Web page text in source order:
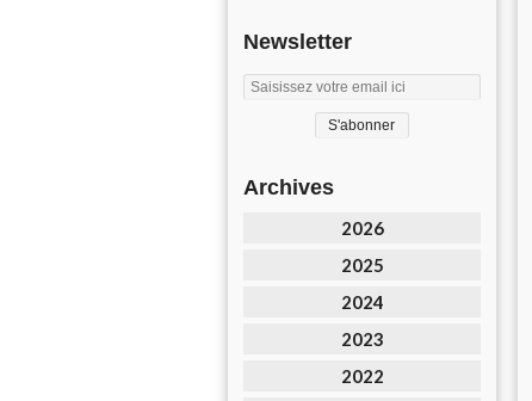
Newsletter
Archives
2026
2025
2024
2023
2022